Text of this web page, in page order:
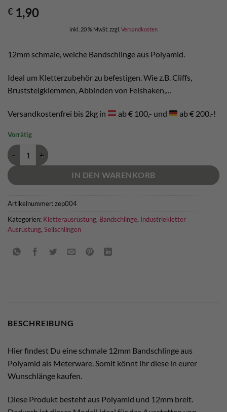
€ 1,90
inkl. 20 % MwSt. zzgl. Versandkosten
12mm schmale, weiche Bandschlinge aus Polyamid.
Ideal um Kletterzubehör zu befestigen. Wie z.B. Cliffs,
Bruststeigklemmen, Abbinden von Felshaken,…
Versandkostenfrei bis 2kg in ab € 100,- und ab € 200,-!
Vorrätig
12mm Bandschlinge Polyamid Meterware Menge
IN DEN WARENKORB
Artikelnummer:zep004
Kategorien: Kletterausrüstung, Bandschlinge, Industriekletter
Ausrüstung, Seilschlingen
BESCHREIBUNG
Hier findest Du eine schmale 12mm Bandschlinge aus
Polyamid als Meterware. Somit könnt ihr diese in eurer
Wunschlänge kaufen.
Diese Produkt besteht aus Polyamid und 12mm breit.